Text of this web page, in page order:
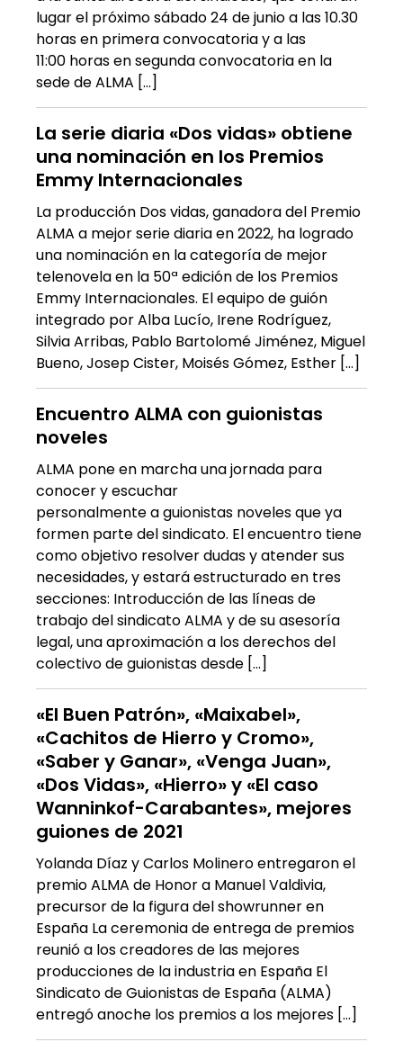
lugar el próximo sábado 24 de junio a las 10.30
horas en primera convocatoria y a las
11:00 horas en segunda convocatoria en la
sede de ALMA […]
La serie diaria «Dos vidas» obtiene
una nominación en los Premios
Emmy Internacionales
La producción Dos vidas, ganadora del Premio
ALMA a mejor serie diaria en 2022, ha logrado
una nominación en la categoría de mejor
telenovela en la 50ª edición de los Premios
Emmy Internacionales. El equipo de guión
integrado por Alba Lucío, Irene Rodríguez,
Silvia Arribas, Pablo Bartolomé Jiménez, Miguel
Bueno, Josep Cister, Moisés Gómez, Esther […]
Encuentro ALMA con guionistas
noveles
ALMA pone en marcha una jornada para
conocer y escuchar
personalmente a guionistas noveles que ya
formen parte del sindicato. El encuentro tiene
como objetivo resolver dudas y atender sus
necesidades, y estará estructurado en tres
secciones: Introducción de las líneas de
trabajo del sindicato ALMA y de su asesoría
legal, una aproximación a los derechos del
colectivo de guionistas desde […]
«El Buen Patrón», «Maixabel»,
«Cachitos de Hierro y Cromo»,
«Saber y Ganar», «Venga Juan»,
«Dos Vidas», «Hierro» y «El caso
Wanninkof-Carabantes», mejores
guiones de 2021
Yolanda Díaz y Carlos Molinero entregaron el
premio ALMA de Honor a Manuel Valdivia,
precursor de la figura del showrunner en
España La ceremonia de entrega de premios
reunió a los creadores de las mejores
producciones de la industria en España El
Sindicato de Guionistas de España (ALMA)
entregó anoche los premios a los mejores […]